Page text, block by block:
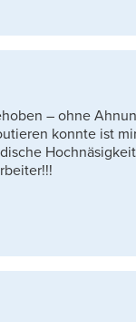
– ohne
konnte ist